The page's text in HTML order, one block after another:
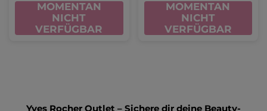
MOMENTAN
NICHT
VERFÜGBAR
MOMENTAN
NICHT
VERFÜGBAR
Yves Rocher Outlet – Sichere dir deine Beauty-